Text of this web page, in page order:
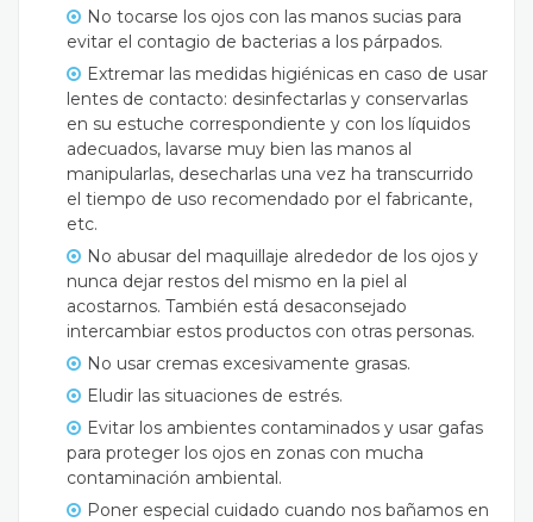
No tocarse los ojos con las manos sucias para
evitar el contagio de bacterias a los párpados.
Extremar las medidas higiénicas en caso de usar
lentes de contacto: desinfectarlas y conservarlas
en su estuche correspondiente y con los líquidos
adecuados, lavarse muy bien las manos al
manipularlas, desecharlas una vez ha transcurrido
el tiempo de uso recomendado por el fabricante,
etc.
No abusar del maquillaje alrededor de los ojos y
nunca dejar restos del mismo en la piel al
acostarnos. También está desaconsejado
intercambiar estos productos con otras personas.
No usar cremas excesivamente grasas.
Eludir las situaciones de estrés.
Evitar los ambientes contaminados y usar gafas
para proteger los ojos en zonas con mucha
contaminación ambiental.
Poner especial cuidado cuando nos bañamos en